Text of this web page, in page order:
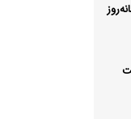
در چغاسبز، ۱۰ شبانه‌روز